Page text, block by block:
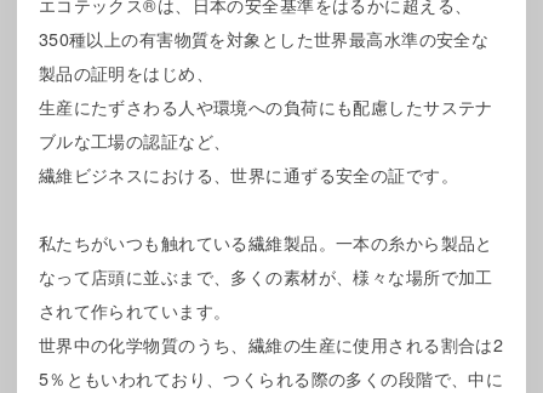
350種以上の有害物質を対象とした世界最高水準の安全な
製品の証明をはじめ、
生産にたずさわる人や環境への負荷にも配慮したサステナ
ブルな工場の認証など、
繊維ビジネスにおける、世界に通ずる安全の証です。
私たちがいつも触れている繊維製品。一本の糸から製品と
なって店頭に並ぶまで、多くの素材が、様々な場所で加工
されて作られています。
世界中の化学物質のうち、繊維の生産に使用される割合は2
5％ともいわれており、つくられる際の多くの段階で、中に